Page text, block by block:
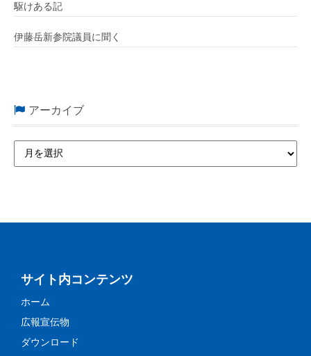
駆けある記
伊藤岳新参院議員に聞く
アーカイブ
サイト内コンテンツ
ホーム
広報宣伝物
ダウンロード